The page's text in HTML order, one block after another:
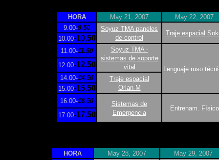
HORA May 21, 2007
May 22, 2007
9.00-9.50
Soyuz TMA paneles
de control
Traje espacial
10.00-10.50
11.00-11.50
Soyuz TMA -
sistemas de soporte
vital
Lenguaje ruso
12.00-12.50
14.00-14.50
Traje espacial
Orlan-M
15.00-15.50
16.00-16.50
Sistemas de
Emergencia
Entrenam. Físico
17.00-17.50
HORA May 28, 2007
May 29, 2007